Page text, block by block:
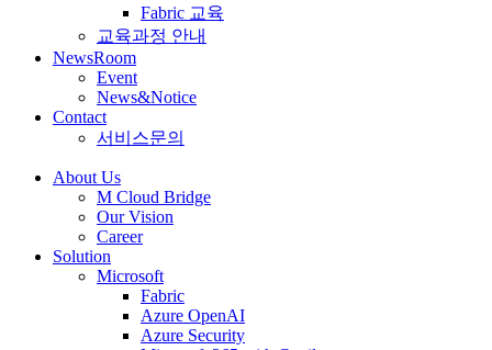
Fabric 교육
교육과정 안내
NewsRoom
Event
News&Notice
Contact
서비스문의
About Us
M Cloud Bridge
Our Vision
Career
Solution
Microsoft
Fabric
Azure OpenAI
Azure Security